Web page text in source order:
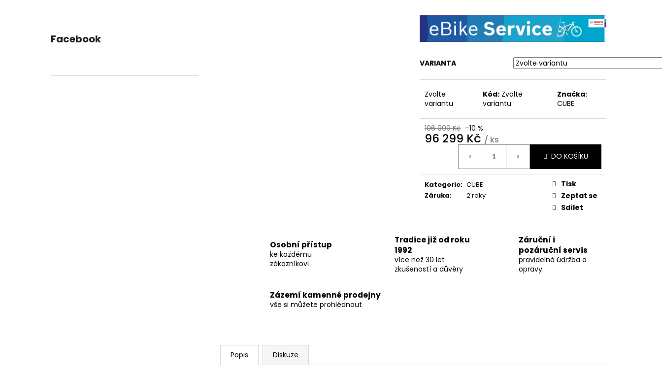
Facebook
VARIANTA
Zvolte
variantu
Kód: Zvolte
variantu
Značka:
CUBE
106 999 Kč –10 %
96 299 Kč / ks
DO KOŠÍKU
Kategorie: CUBE
Záruka: 2 roky
Tisk
Zeptat se
Sdílet
Osobní přístup
ke každému
zákazníkovi
Tradice již od roku
1992
více než 30 let
zkušeností a důvěry
Záruční i
pozáruční servis
pravidelná údržba a
opravy
Zázemí kamenné prodejny
vše si můžete prohlédnout
Popis Diskuze